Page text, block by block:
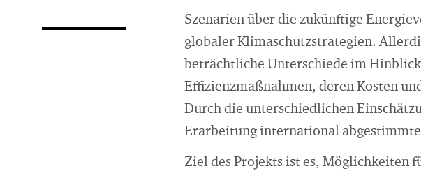
Szenarien über die zukünftige
globaler Klimaschutzstrategien.
beträchtliche Unterschiede im
Effizienzmaßnahmen, deren Kosten
Durch die unterschiedlichen
Erarbeitung international
Ziel des Projekts ist es, Möglichkeiten